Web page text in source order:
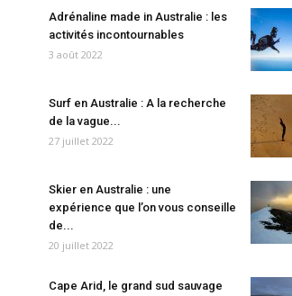
Adrénaline made in Australie : les
activités incontournables
3 août 2022
Surf en Australie : A la recherche
de la vague...
27 juillet 2022
Skier en Australie : une
expérience que l’on vous conseille
de...
20 juillet 2022
Cape Arid, le grand sud sauvage